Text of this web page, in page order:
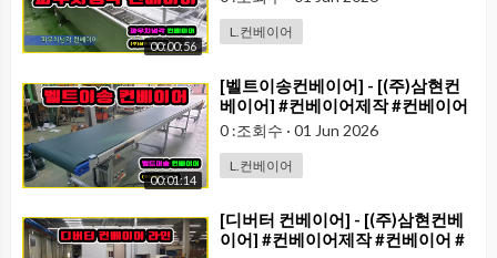
00:00:56
이어 #메쉬컨베이어 #세척기컨베
이어 #수저통컨베이어 #파우치이
송 #세척기
L.컨베이어
00:01:14
⁣[벨트이송컨베이어] - [(주)삼현컨
베이어] #컨베이어제작 #컨베이어
#콘베어 #conveyor
0 :조회수 · 01 Jun 2026
L.컨베이어
⁣[디버터 컨베이어] - [(주)삼현컨베
이어] #컨베이어제작 #컨베이어 #